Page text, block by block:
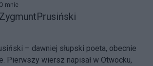
O mnie
ZygmuntPrusiński
– dawniej słupski poeta, obecnie
Pierwszy wiersz napisał w Otwocku,